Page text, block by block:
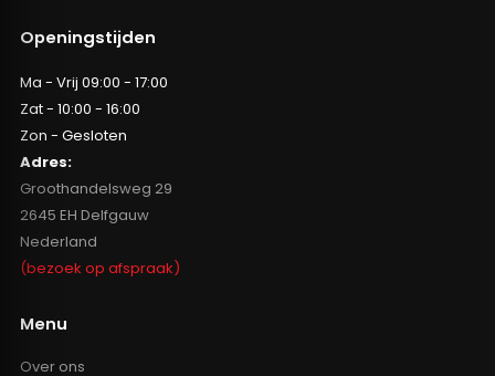
Openingstijden
Ma - Vrij 09:00 - 17:00
Zat - 10:00 - 16:00
Zon - Gesloten
Adres:
Groothandelsweg 29
2645 EH Delfgauw
Nederland
(bezoek op afspraak)
Menu
Over ons